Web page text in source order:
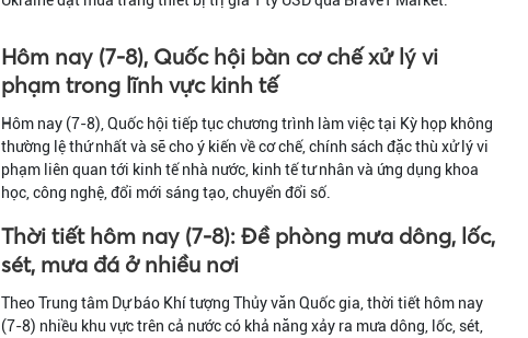
Hôm nay (7-8), Quốc hội bàn cơ chế xử lý vi
phạm trong lĩnh vực kinh tế
Hôm nay (7-8), Quốc hội tiếp tục chương trình làm việc tại Kỳ họp không
thường lệ thứ nhất và sẽ cho ý kiến về cơ chế, chính sách đặc thù xử lý vi
phạm liên quan tới kinh tế nhà nước, kinh tế tư nhân và ứng dụng khoa
học, công nghệ, đổi mới sáng tạo, chuyển đổi số.
Thời tiết hôm nay (7-8): Đề phòng mưa dông, lốc,
sét, mưa đá ở nhiều nơi
Theo Trung tâm Dự báo Khí tượng Thủy văn Quốc gia, thời tiết hôm nay
(7-8) nhiều khu vực trên cả nước có khả năng xảy ra mưa dông, lốc, sét,